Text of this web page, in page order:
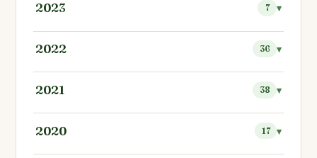
2023 7
2022 36
2021 38
2020 17